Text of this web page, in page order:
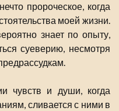
пророческое, когда
моей жизни.
знает по опыту,
суеверию, несмотря
чувств и души, когда
сливается с ними в